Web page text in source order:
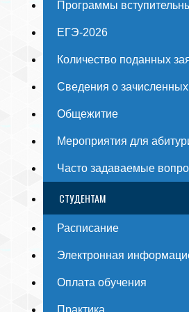
Программы
ЕГЭ-2026
Количество поданных
Сведения о зачисленных
Общежитие
Мероприятия для
Часто задаваемые
СТУДЕНТАМ
Расписание
Электронная
Оплата обучения
Практика